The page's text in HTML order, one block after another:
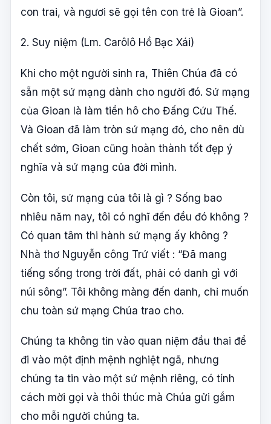
con trai, và ngươi sẽ gọi tên con trẻ là Gioan”.
2. Suy niệm (Lm. Carôlô Hồ Bạc Xái)
Khi cho một người sinh ra, Thiên Chúa đã có
sẵn một sứ mạng dành cho người đó. Sứ mạng
của Gioan là làm tiền hô cho Đấng Cứu Thế.
Và Gioan đã làm tròn sứ mạng đó, cho nên dù
chết sớm, Gioan cũng hoàn thành tốt đẹp ý
nghĩa và sứ mạng của đời mình.
Còn tôi, sứ mạng của tôi là gì ? Sống bao
nhiêu năm nay, tôi có nghĩ đến đều đó không ?
Có quan tâm thi hành sứ mạng ấy không ?
Nhà thơ Nguyễn công Trứ viết : “Đã mang
tiếng sống trong trời đất, phải có danh gì với
núi sông”. Tôi không màng đến danh, chỉ muốn
chu toàn sứ mạng Chúa trao cho.
Chúng ta không tin vào quan niệm đầu thai để
đi vào một định mệnh nghiệt ngã, nhưng
chúng ta tin vào một sứ mệnh riêng, có tính
cách mời gọi và thôi thúc mà Chúa gửi gắm
cho mỗi người chúng ta.